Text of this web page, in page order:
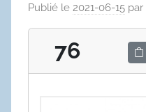
Publié le 2021-06-15 par
76